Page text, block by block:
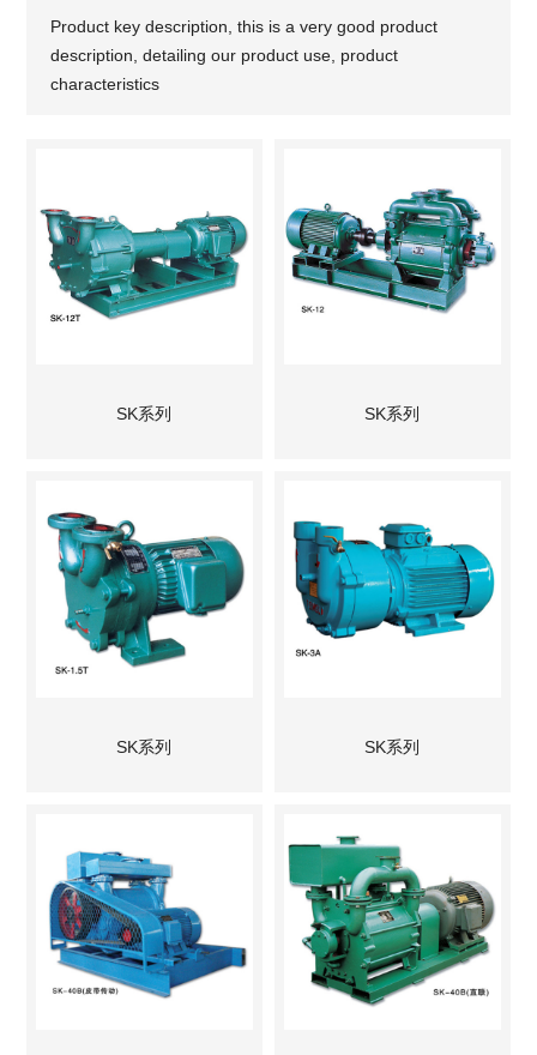
Product key description, this is a very good product
description, detailing our product use, product
characteristics
SK系列 SK系列
SK系列 SK系列